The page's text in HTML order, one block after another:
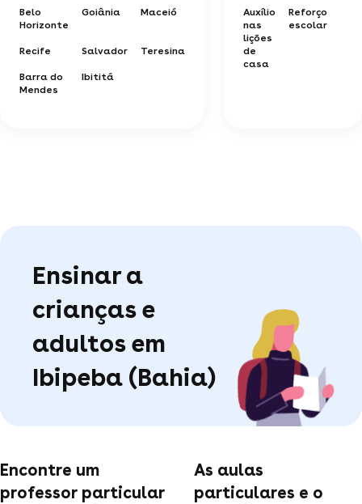
Belo
Horizonte
Goiânia Maceió
Recife Salvador Teresina
Barra do
Mendes
Ibititá
Auxílio
nas
lições
de
casa
Reforço
escolar
Ensinar a
crianças e
adultos em
Ibipeba (Bahia)
Encontre um
professor particular
As aulas
particulares e o